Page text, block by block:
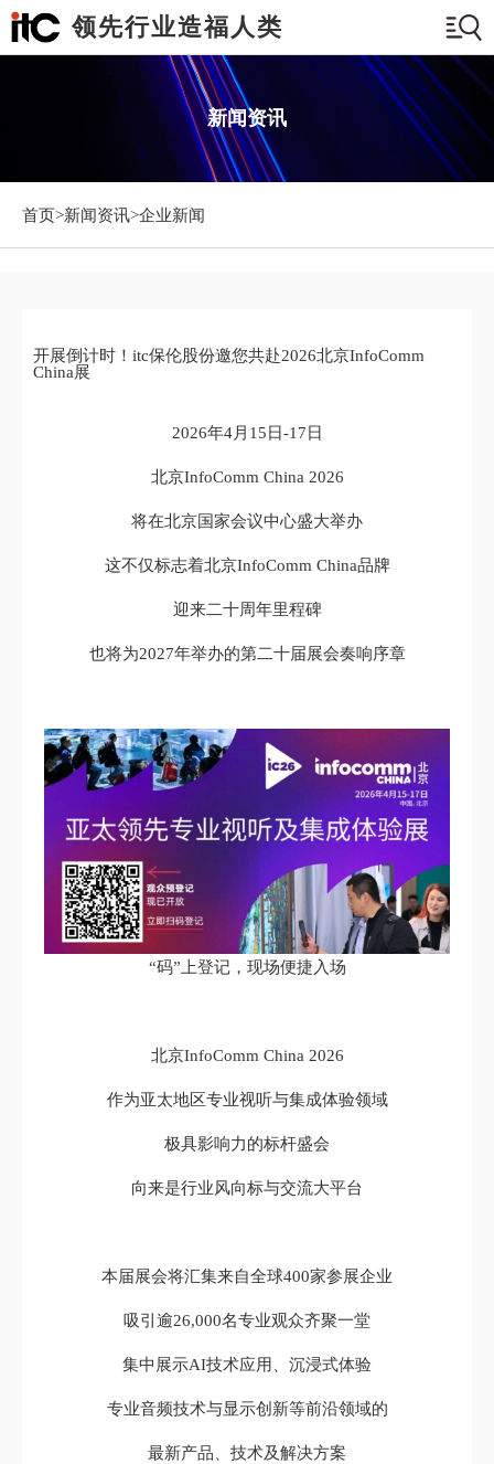
领先行业造福人类
新闻资讯
首页>新闻资讯>企业新闻
开展倒计时！itc保伦股份邀您共赴2026北京InfoComm
China展
2026年4月15日-17日
北京InfoComm China 2026
将在北京国家会议中心盛大举办
这不仅标志着北京InfoComm China品牌
迎来二十周年里程碑
也将为2027年举办的第二十届展会奏响序章
“码”上登记，现场便捷入场
北京InfoComm China 2026
作为亚太地区专业视听与集成体验领域
极具影响力的标杆盛会
向来是行业风向标与交流大平台
本届展会将汇集来自全球400家参展企业
吸引逾26,000名专业观众齐聚一堂
集中展示AI技术应用、沉浸式体验
专业音频技术与显示创新等前沿领域的
最新产品、技术及解决方案